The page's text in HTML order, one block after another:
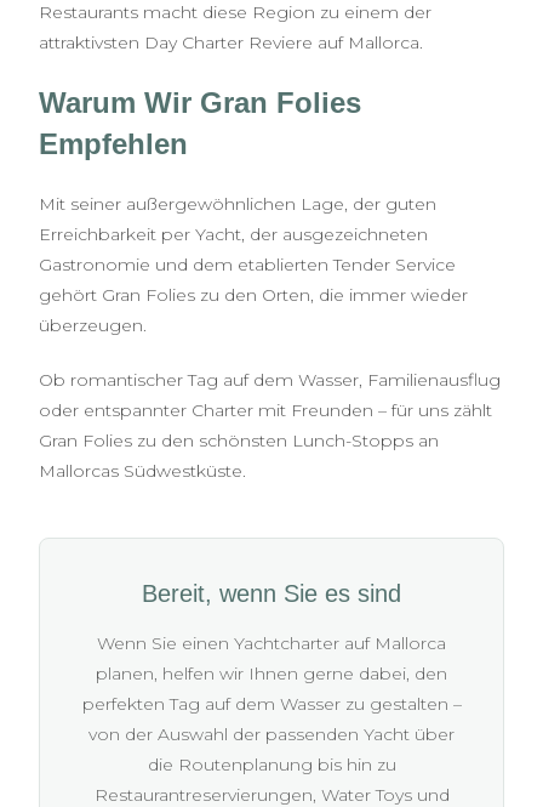
Restaurants macht diese Region zu einem der
attraktivsten Day Charter Reviere auf Mallorca.
Warum Wir Gran Folies
Empfehlen
Mit seiner außergewöhnlichen Lage, der guten
Erreichbarkeit per Yacht, der ausgezeichneten
Gastronomie und dem etablierten Tender Service
gehört Gran Folies zu den Orten, die immer wieder
überzeugen.
Ob romantischer Tag auf dem Wasser, Familienausflug
oder entspannter Charter mit Freunden – für uns zählt
Gran Folies zu den schönsten Lunch-Stopps an
Mallorcas Südwestküste.
Bereit, wenn Sie es sind
Wenn Sie einen Yachtcharter auf Mallorca
planen, helfen wir Ihnen gerne dabei, den
perfekten Tag auf dem Wasser zu gestalten –
von der Auswahl der passenden Yacht über
die Routenplanung bis hin zu
Restaurantreservierungen, Water Toys und